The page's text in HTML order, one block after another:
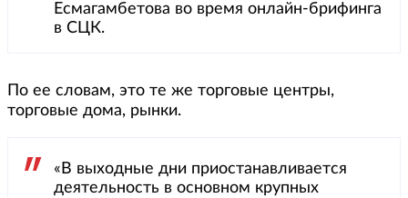
Есмагамбетова во время онлайн-брифинга
в СЦК.
По ее словам, это те же торговые центры,
торговые дома, рынки.
«В выходные дни приостанавливается
деятельность в основном крупных